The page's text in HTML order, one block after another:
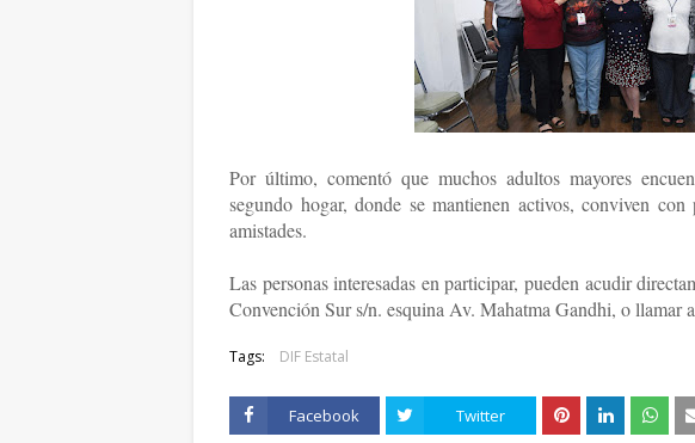
Por último, comentó que muchos adultos mayores
segundo hogar, donde se mantienen activos, conviven
amistades.
Las personas interesadas en participar, pueden acudir
Convención Sur s/n. esquina Av. Mahatma Gandhi, o llamar
Tags: DIF Estatal
Facebook Twitter